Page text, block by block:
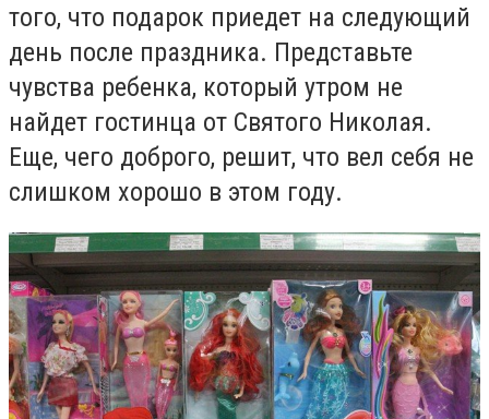
того, что подарок приедет на следующий
день после праздника. Представьте
чувства ребенка, который утром не
найдет гостинца от Святого Николая.
Еще, чего доброго, решит, что вел себя не
слишком хорошо в этом году.